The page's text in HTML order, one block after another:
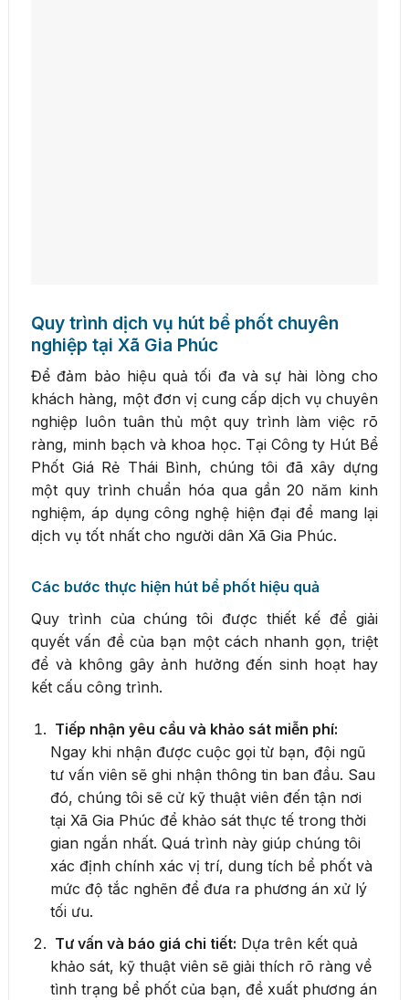
Quy trình dịch vụ hút bể phốt chuyên
nghiệp tại Xã Gia Phúc
Để đảm bảo hiệu quả tối đa và sự hài lòng cho
khách hàng, một đơn vị cung cấp dịch vụ chuyên
nghiệp luôn tuân thủ một quy trình làm việc rõ
ràng, minh bạch và khoa học. Tại Công ty Hút Bể
Phốt Giá Rẻ Thái Bình, chúng tôi đã xây dựng
một quy trình chuẩn hóa qua gần 20 năm kinh
nghiệm, áp dụng công nghệ hiện đại để mang lại
dịch vụ tốt nhất cho người dân Xã Gia Phúc.
Các bước thực hiện hút bể phốt hiệu quả
Quy trình của chúng tôi được thiết kế để giải
quyết vấn đề của bạn một cách nhanh gọn, triệt
để và không gây ảnh hưởng đến sinh hoạt hay
kết cấu công trình.
Tiếp nhận yêu cầu và khảo sát miễn phí:
Ngay khi nhận được cuộc gọi từ bạn, đội ngũ
tư vấn viên sẽ ghi nhận thông tin ban đầu. Sau
đó, chúng tôi sẽ cử kỹ thuật viên đến tận nơi
tại Xã Gia Phúc để khảo sát thực tế trong thời
gian ngắn nhất. Quá trình này giúp chúng tôi
xác định chính xác vị trí, dung tích bể phốt và
mức độ tắc nghẽn để đưa ra phương án xử lý
tối ưu.
Tư vấn và báo giá chi tiết: Dựa trên kết quả
khảo sát, kỹ thuật viên sẽ giải thích rõ ràng về
tình trạng bể phốt của bạn, đề xuất phương án